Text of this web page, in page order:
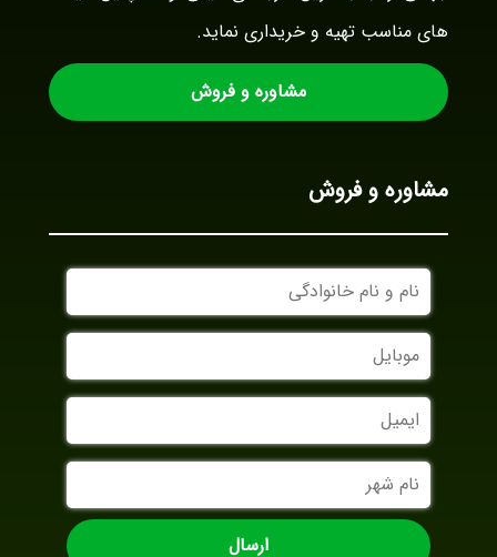
های مناسب تهیه و خریداری نماید.
مشاوره و فروش
مشاوره و فروش
نام
و
نام
خانوادگی
موبایل
ایمیل
نام
شهر